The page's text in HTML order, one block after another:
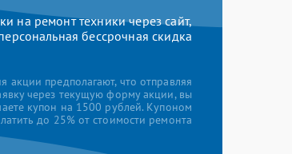
на ремонт техники через сайт,
бессрочная скидка
акции предполагают, что отправляя
через текущую форму акции, вы
купон на 1500 рублей. Купоном
до 25% от стоимости ремонта